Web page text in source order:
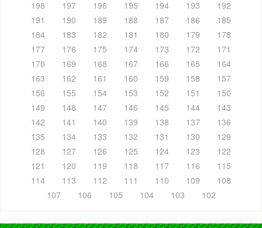
198
197 196 195 194 193
192
191
190 189 188 187 186
185
184
183 182 181 180 179
178
177
176 175 174 173 172
171
170
169 168 167 166 165
164
163
162 161 160 159 158
157
156
155 154 153 152 151
150
149
148 147 146 145 144
143
142
141 140 139 138 137
136
135
134 133 132 131 130
129
128
127 126 125 124 123
122
121
120 119 118 117 116
115
114
113 112 111 110 109
108
107
106 105 104 103 102